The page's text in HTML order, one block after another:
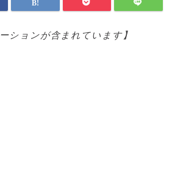
ーションが含まれています】